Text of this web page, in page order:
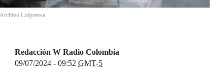
Colprensa
Redacción W Radio Colombia
09/07/2024 - 09:52 GMT-5